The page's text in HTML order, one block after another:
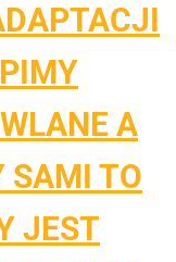
A
SAMI TO
JEST